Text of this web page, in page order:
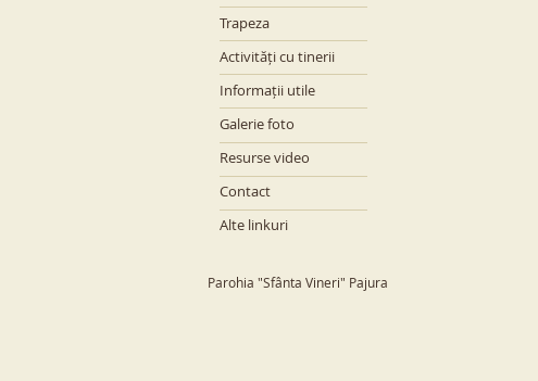
Trapeza
Activități cu tinerii
Informații utile
Galerie foto
Resurse video
Contact
Alte linkuri
Parohia "Sfânta Vineri" Pajura